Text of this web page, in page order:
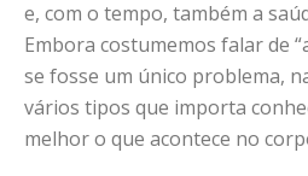
e, com o tempo, também a
Embora costumemos falar de
se fosse um único problema,
vários tipos que importa
melhor o que acontece no